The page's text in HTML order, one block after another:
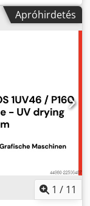
MT0694, 1
gyártási év:
EBO-
év: 2013,
1550 - SPG
mely a
Crjdpjzqzbnofx
Apróhirdetés
1 / 11